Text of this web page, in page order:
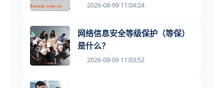
2026-08-09 11:04:24
网络信息安全等级保护（等保）
是什么？
2026-08-09 11:03:52